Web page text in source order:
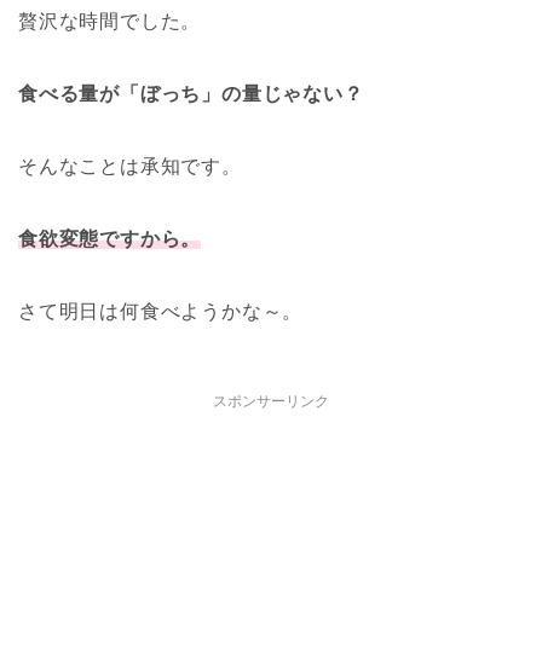
贅沢な時間でした。
食べる量が「ぼっち」の量じゃない？
そんなことは承知です。
食欲変態ですから。
さて明日は何食べようかな～。
スポンサーリンク